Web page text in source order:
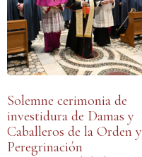
Solemne cerimonia de
investidura de Damas y
Caballeros de la Orden y
Peregrinación